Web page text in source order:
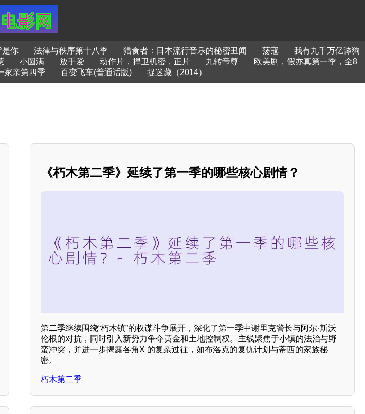
是你 法律与秩序第十八季 猎食者：日本流行音乐的秘密丑闻 荡寇
我有九千万亿舔狗
小圆满 放手爱 动作片，捍卫机密，正片 九转帝尊
欧美剧，假亦真第一季，全8
家亲第四季 百变飞车(普通话版) 捉迷藏（2014）
《朽木第二季》延续了第一季的哪些核心剧情？
第二季继续围绕“朽木镇”的权谋斗争展开，深化了第一季中谢里克警长与阿尔·斯沃
伦根的对抗，同时引入新势力争夺黄金和土地控制权。主线聚焦于小镇的法治与野
蛮冲突，并进一步揭露各角X 的复杂过往，如布洛克的复仇计划与蒂西的家族秘
密。
朽木第二季